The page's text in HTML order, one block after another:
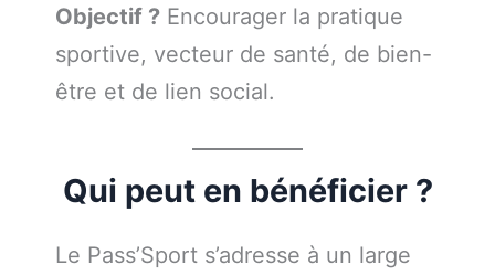
Objectif ? Encourager la pratique
sportive, vecteur de santé, de bien-
être et de lien social.
Qui peut en bénéficier ?
Le Pass’Sport s’adresse à un large